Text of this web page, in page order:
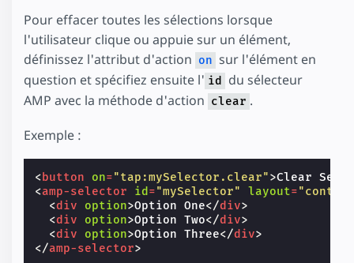
Pour effacer toutes les sélections lorsque
l'utilisateur clique ou appuie sur un élément,
définissez l'attribut d'action on sur l'élément en
question et spécifiez ensuite l' id
du sélecteur
AMP avec la méthode d'action clear .
Exemple :
<button on="tap:mySelector.clear">Clear
<amp-selector id ="mySelector" layout=
<div option>Option One</div>
<div option>Option Two</div>
<div option>Option Three</div>
</amp-selector>